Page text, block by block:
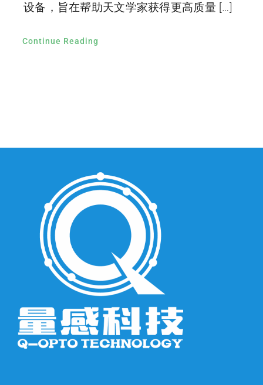
设备，旨在帮助天文学家获得更高质量 […]
Continue Reading